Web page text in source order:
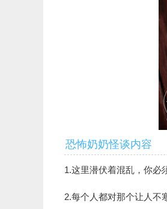
恐怖奶奶怪谈内容
1.这里潜伏着混乱，你必
2.每个人都对那个让人不